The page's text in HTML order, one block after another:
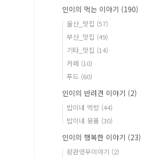
인이의 먹는 이야기 (190)
울산_맛집 (57)
부산_맛집 (49)
기타_맛집 (14)
카페 (10)
푸드 (60)
인이의 반려견 이야기 (2)
밥이네 먹방 (44)
밥이네 용품 (30)
인이의 행복한 이야기 (23)
왕관앵무이야기 (2)